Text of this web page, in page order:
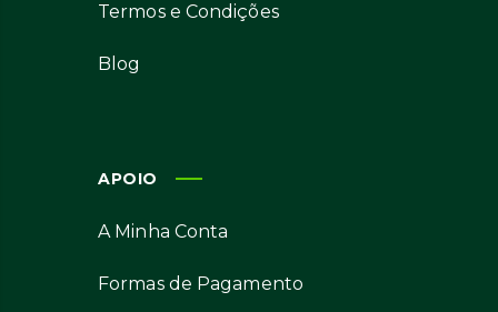
Termos e Condições
Blog
APOIO
A Minha Conta
Formas de Pagamento